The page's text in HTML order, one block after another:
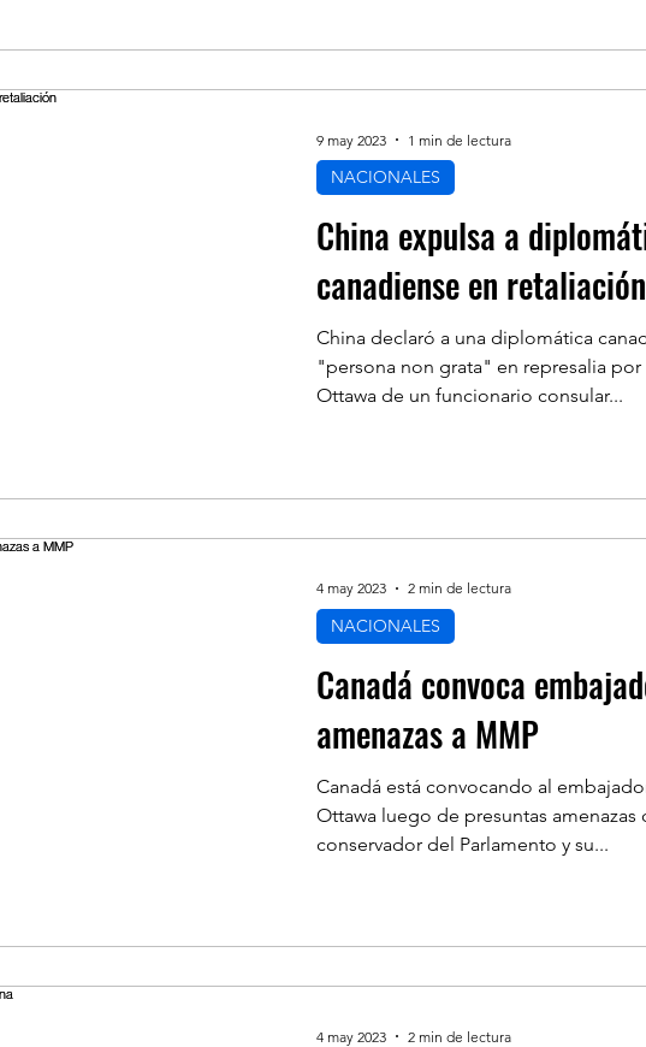
China expulsa a
canadiense en retaliación
China declaró a una diplomática
"persona non grata" en represalia
Ottawa de un funcionario consular...
NACIONALES
9 may 2023 1 min de lectura
Canadá convoca
amenazas a MMP
Canadá está convocando al
Ottawa luego de presuntas
conservador del Parlamento y su...
NACIONALES
4 may 2023 2 min de lectura
4 may 2023 2 min de lectura